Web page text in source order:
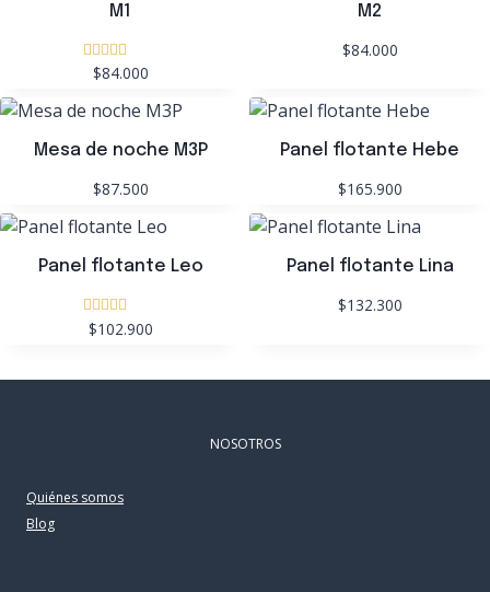
M1
Valorado
de 5
$84.000
M2
$84.000
Mesa de noche M3P
$87.500
Panel flotante Hebe
$165.900
Panel flotante Leo
Valorado
$102.900
Panel flotante Lina
$132.300
NOSOTROS
Quiénes somos
Blog